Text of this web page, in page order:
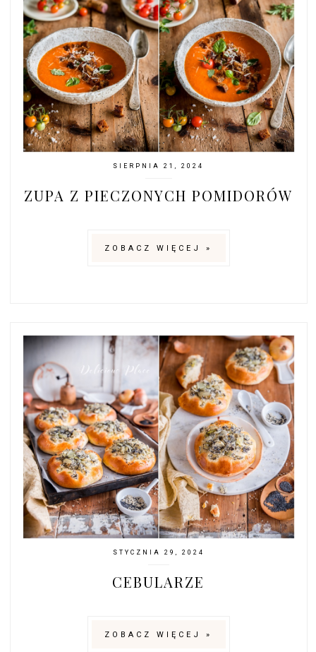
SIERPNIA 21, 2024
ZUPA Z PIECZONYCH POMIDORÓW
ZOBACZ WIĘCEJ »
STYCZNIA 29, 2024
CEBULARZE
ZOBACZ WIĘCEJ »